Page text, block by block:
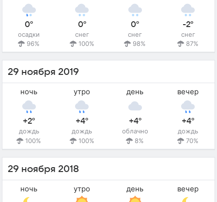
0°
осадки
96%
0°
снег
100%
0°
снег
98%
-2°
снег
87%
29 ноября 2019
ночь
+2°
дождь
100%
утро
+4°
дождь
100%
день
+4°
облачно
8%
вечер
+4°
дождь
70%
29 ноября 2018
ночь утро день вечер